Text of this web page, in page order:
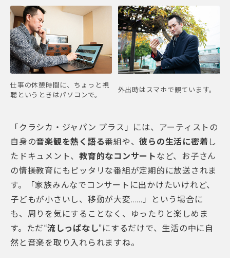
仕事の休憩時間に、ちょっと視
聴というときはパソコンで。
外出時はスマホで観ています。
「クラシカ・ジャパン プラス」には、アーティストの
自身の音楽観を熱く語る番組や、彼らの生活に密着 し
たドキュメント、 教育的なコンサート など、お子さん
の情操教育にもピッタリな番組が定期的に放送されま
す。「家族みんなでコンサートに出かけたいけれど、
子どもが小さいし、移動が大変……」という場合に
も、周りを気にすることなく、ゆったりと楽しめま
す。ただ“流しっぱなし”にするだけで、生活の中に自
然と音楽を取り入れられますね。